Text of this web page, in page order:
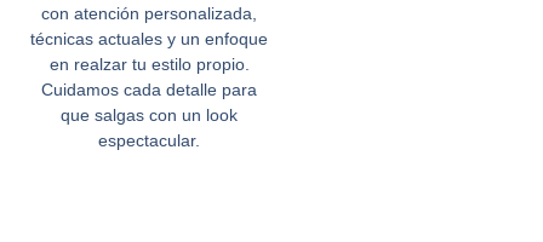
con atención personalizada,
técnicas actuales y un enfoque
en realzar tu estilo propio.
Cuidamos cada detalle para
que salgas con un look
espectacular.